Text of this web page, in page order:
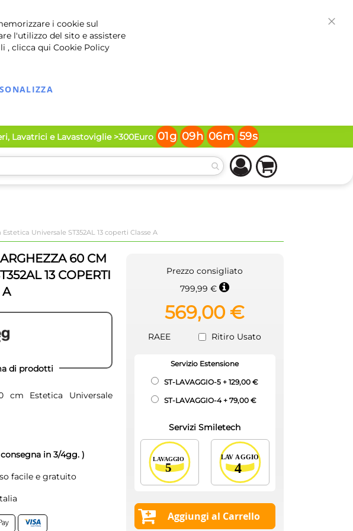
i cookie sul
l'utilizzo del sito e assistere
, clicca qui Cookie Policy
Lavatrici e Lavastoviglie >300Euro 01g 09h 06m 58s
Universale ST352AL 13 coperti Classe A
60 CM
13 COPERTI
A
di prodotti
cm Estetica Universale
in 3/4gg. )
facile e gratuito
Prezzo consigliato
799,99 €
569,00 €
RAEE Ritiro Usato
Servizio Estensione
ST-LAVAGGIO-5+129,00 €
ST-LAVAGGIO-4+79,00 €
Servizi Smiletech
Aggiungi al Carrello